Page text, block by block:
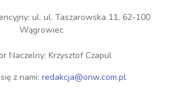
ul. ul. Taszarowska 11, 62-100
Wągrowiec
Naczelny: Krzysztof Czapul
z nami: redakcja@onw.com.pl